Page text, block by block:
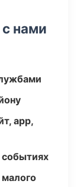
нами
app,